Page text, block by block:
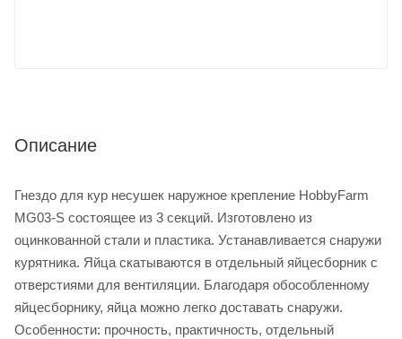
Описание
Гнездо для кур несушек наружное крепление HobbyFarm
MG03-S состоящее из 3 секций. Изготовлено из
оцинкованной стали и пластика. Устанавливается снаружи
курятника. Яйца скатываются в отдельный яйцесборник с
отверстиями для вентиляции. Благодаря обособленному
яйцесборнику, яйца можно легко доставать снаружи.
Особенности: прочность, практичность, отдельный